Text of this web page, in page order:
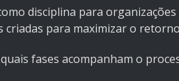
disciplina para
criadas para maximizar o
fases acompanham o